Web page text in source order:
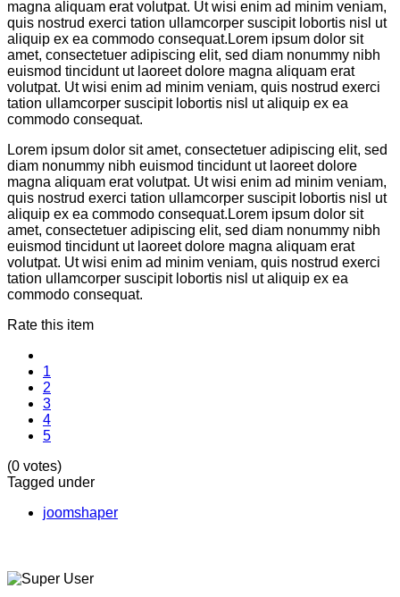
magna aliquam erat volutpat. Ut wisi enim ad minim veniam,
quis nostrud exerci tation ullamcorper suscipit lobortis nisl ut
aliquip ex ea commodo consequat.Lorem ipsum dolor sit
amet, consectetuer adipiscing elit, sed diam nonummy nibh
euismod tincidunt ut laoreet dolore magna aliquam erat
volutpat. Ut wisi enim ad minim veniam, quis nostrud exerci
tation ullamcorper suscipit lobortis nisl ut aliquip ex ea
commodo consequat.
Lorem ipsum dolor sit amet, consectetuer adipiscing elit, sed
diam nonummy nibh euismod tincidunt ut laoreet dolore
magna aliquam erat volutpat. Ut wisi enim ad minim veniam,
quis nostrud exerci tation ullamcorper suscipit lobortis nisl ut
aliquip ex ea commodo consequat.Lorem ipsum dolor sit
amet, consectetuer adipiscing elit, sed diam nonummy nibh
euismod tincidunt ut laoreet dolore magna aliquam erat
volutpat. Ut wisi enim ad minim veniam, quis nostrud exerci
tation ullamcorper suscipit lobortis nisl ut aliquip ex ea
commodo consequat.
Rate this item
1
2
3
4
5
(0 votes)
Tagged under
joomshaper